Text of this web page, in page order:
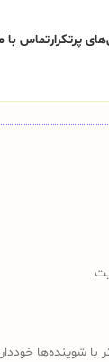
پرتکرارتماس با
شوینده‌ها